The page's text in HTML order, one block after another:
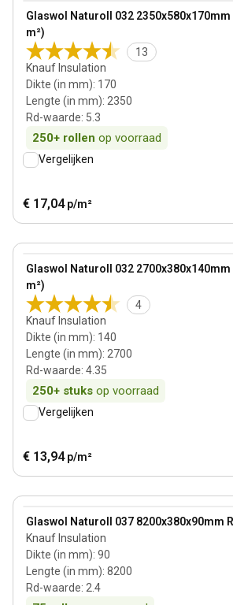
Glaswol Naturoll 032 2350x580x170mm
m²)
13
Knauf Insulation
Dikte (in mm): 170
Lengte (in mm): 2350
Rd-waarde: 5.3
250+ rollen op voorraad
View product
Vergelijken
€ 17,04 p/m²
Glaswol Naturoll 032 2700x380x140mm
m²)
4
Knauf Insulation
Dikte (in mm): 140
Lengte (in mm): 2700
Rd-waarde: 4.35
250+ stuks op voorraad
View product
Vergelijken
€ 13,94 p/m²
Glaswol Naturoll 037 8200x380x90mm
Knauf Insulation
Dikte (in mm): 90
Lengte (in mm): 8200
Rd-waarde: 2.4
View product